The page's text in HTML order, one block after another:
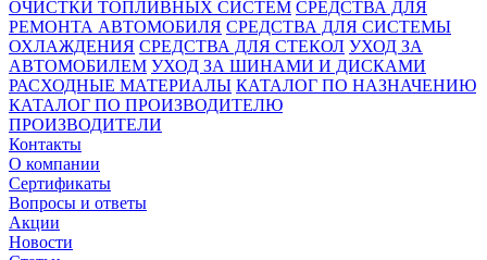
ОЧИСТКИ ТОПЛИВНЫХ СИСТЕМ СРЕДСТВА ДЛЯ
РЕМОНТА АВТОМОБИЛЯ СРЕДСТВА ДЛЯ СИСТЕМЫ
ОХЛАЖДЕНИЯ СРЕДСТВА ДЛЯ СТЕКОЛ УХОД ЗА
АВТОМОБИЛЕМ УХОД ЗА ШИНАМИ И ДИСКАМИ
РАСХОДНЫЕ МАТЕРИАЛЫ КАТАЛОГ ПО НАЗНАЧЕНИЮ
КАТАЛОГ ПО ПРОИЗВОДИТЕЛЮ
ПРОИЗВОДИТЕЛИ
Контакты
О компании
Сертификаты
Вопросы и ответы
Акции
Новости